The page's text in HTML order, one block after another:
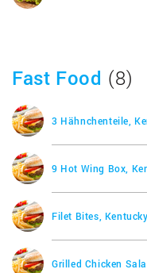
Fast Food (8)
3 Hähnchenteile,
9 Hot Wing Box,
Filet Bites,
Grilled Chicken